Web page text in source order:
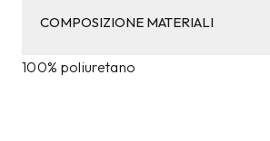
COMPOSIZIONE MATERIALI
100% poliuretano